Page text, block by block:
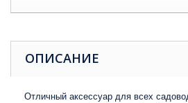
ОПИСАНИЕ
Отличный аксессуар для всех